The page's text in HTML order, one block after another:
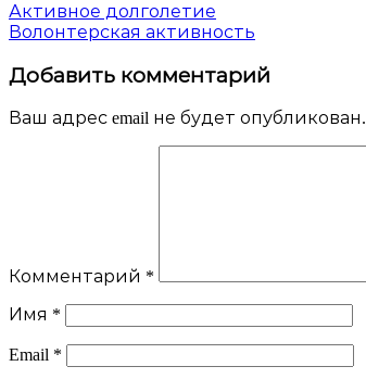
Навигация
по
записям
Активное долголетие
Волонтерская активность
Добавить комментарий
Ваш адрес email не будет опубликован.
Комментарий *
Имя *
Email *